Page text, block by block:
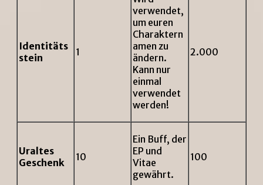
Identitäts
stein
1
verwendet,
um euren
Charaktern
amen zu
ändern.
Kann nur
einmal
verwendet
werden!
2.000
Uraltes
Geschenk
10
Ein Buff, der
EP und
Vitae
gewährt.
100